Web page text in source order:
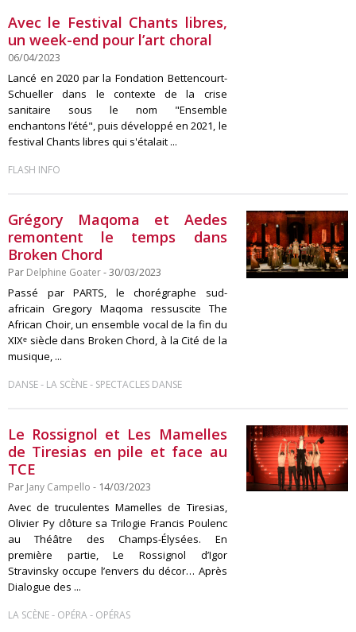
Avec le Festival Chants libres,
un week-end pour l’art choral
06/04/2023
Lancé en 2020 par la Fondation Bettencourt-
Schueller dans le contexte de la crise
sanitaire sous le nom "Ensemble
enchantons l’été", puis développé en 2021, le
festival Chants libres qui s'étalait ...
FLASH INFO
Grégory Maqoma et Aedes
remontent le temps dans
Broken Chord
Par Delphine Goater- 30/03/2023
Passé par PARTS, le chorégraphe sud-
africain Gregory Maqoma ressuscite The
African Choir, un ensemble vocal de la fin du
XIXᵉ siècle dans Broken Chord, à la Cité de la
musique, ...
DANSE- LA SCÈNE- SPECTACLES DANSE
Le Rossignol et Les Mamelles
de Tiresias en pile et face au
TCE
Par Jany Campello - 14/03/2023
Avec de truculentes Mamelles de Tiresias,
Olivier Py clôture sa Trilogie Francis Poulenc
au Théâtre des Champs-Élysées. En
première partie, Le Rossignol d’Igor
Stravinsky occupe l’envers du décor… Après
Dialogue des ...
LA SCÈNE- OPÉRA- OPÉRAS